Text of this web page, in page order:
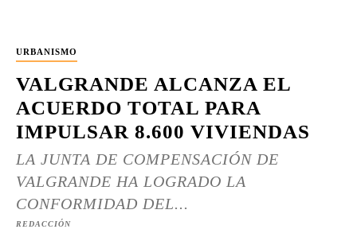
URBANISMO
VALGRANDE ALCANZA EL
ACUERDO TOTAL PARA
IMPULSAR 8.600 VIVIENDAS
LA JUNTA DE COMPENSACIÓN DE
VALGRANDE HA LOGRADO LA
CONFORMIDAD DEL...
REDACCIÓN